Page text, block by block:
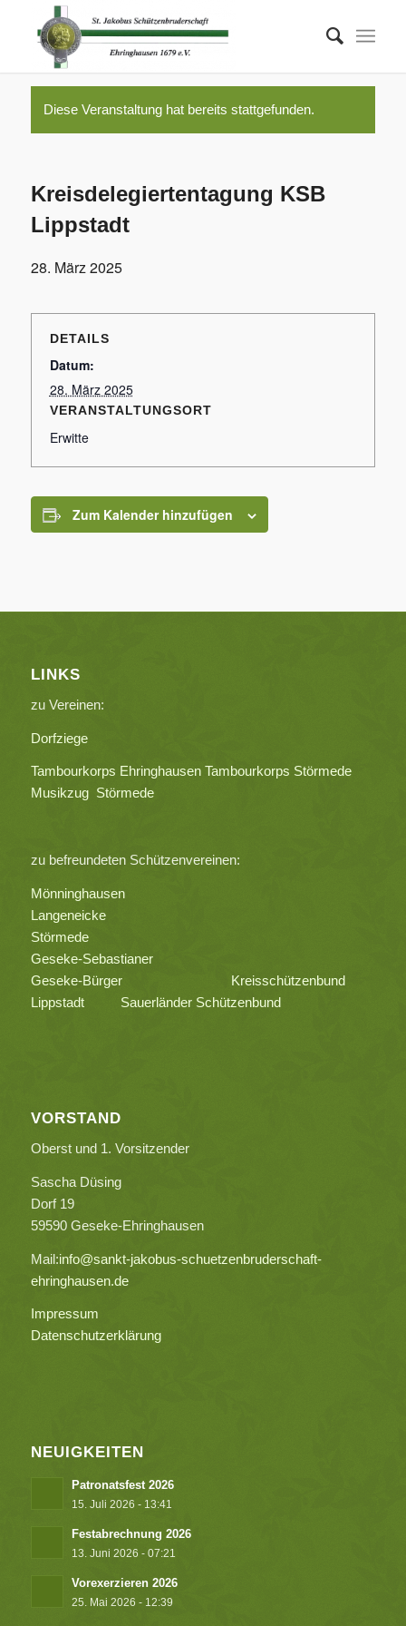
Diese Veranstaltung hat bereits stattgefunden.
Kreisdelegiertentagung KSB
Lippstadt
28. März 2025
DETAILS
Datum:
28. März 2025
VERANSTALTUNGSORT
Erwitte
Zum Kalender hinzufügen
LINKS
zu Vereinen:
Dorfziege
Tambourkorps Ehringhausen Tambourkorps Störmede
Musikzug Störmede
zu befreundeten Schützenvereinen:
Mönninghausen
Langeneicke
Störmede
Geseke-Sebastianer
Geseke-Bürger Kreisschützenbund
Lippstadt
Sauerländer Schützenbund
VORSTAND
Oberst und 1. Vorsitzender
Sascha Düsing
Dorf 19
59590 Geseke-Ehringhausen
Mail:info@sankt-jakobus-schuetzenbruderschaft-
ehringhausen.de
Impressum
Datenschutzerklärung
NEUIGKEITEN
Patronatsfest 2026
15. Juli 2026 - 13:41
Festabrechnung 2026
13. Juni 2026 - 07:21
Vorexerzieren 2026
25. Mai 2026 - 12:39